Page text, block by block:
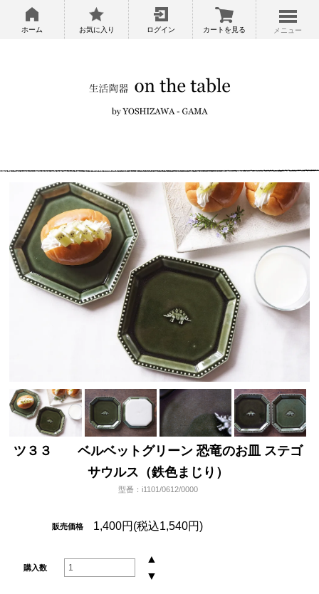
ホーム お気に入り ログイン カートを見る メニュー
ツ３３ ベルベットグリーン 恐竜のお皿 ステゴ
サウルス（鉄色まじり）
型番：i1101/0612/0000
販売価格 1,400円(税込1,540円)
購入数
▲
▼